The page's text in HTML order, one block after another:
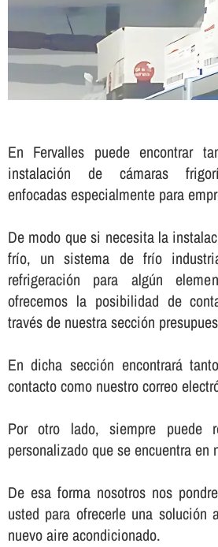
En Fervalles puede encontrar
instalación de cámaras
enfocadas especialmente para
De modo que si necesita la
frí­o, un sistema de frí­o
refrigeración para algún
ofrecemos la posibilidad de
través de nuestra sección
En dicha sección encontrará
contacto como nuestro correo
Por otro lado, siempre puede
personalizado que se encuentra en
De esa forma nosotros nos
usted para ofrecerle una
nuevo aire acondicionado.